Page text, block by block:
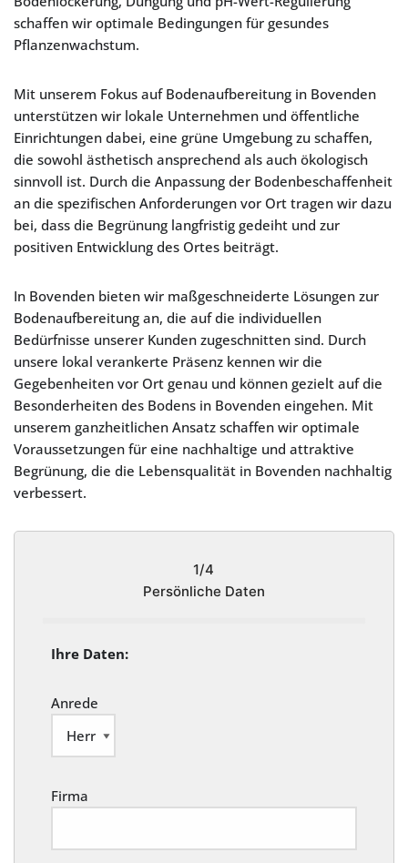
schaffen wir optimale Bedingungen für gesundes
Pflanzenwachstum.
Mit unserem Fokus auf Bodenaufbereitung in Bovenden
unterstützen wir lokale Unternehmen und öffentliche
Einrichtungen dabei, eine grüne Umgebung zu schaffen,
die sowohl ästhetisch ansprechend als auch ökologisch
sinnvoll ist. Durch die Anpassung der Bodenbeschaffenheit
an die spezifischen Anforderungen vor Ort tragen wir dazu
bei, dass die Begrünung langfristig gedeiht und zur
positiven Entwicklung des Ortes beiträgt.
In Bovenden bieten wir maßgeschneiderte Lösungen zur
Bodenaufbereitung an, die auf die individuellen
Bedürfnisse unserer Kunden zugeschnitten sind. Durch
unsere lokal verankerte Präsenz kennen wir die
Gegebenheiten vor Ort genau und können gezielt auf die
Besonderheiten des Bodens in Bovenden eingehen. Mit
unserem ganzheitlichen Ansatz schaffen wir optimale
Voraussetzungen für eine nachhaltige und attraktive
Begrünung, die die Lebensqualität in Bovenden nachhaltig
verbessert.
1/4
Persönliche Daten
Ihre Daten:
Anrede
Firma